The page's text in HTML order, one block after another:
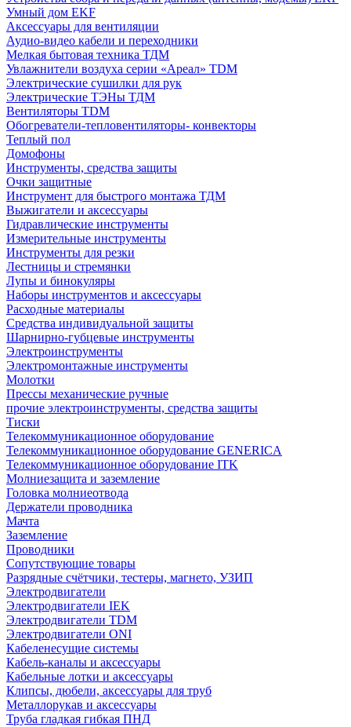
Умный дом EKF
Аксессуары для вентиляции
Аудио-видео кабели и переходники
Мелкая бытовая техника ТДМ
Увлажнители воздуха серии «Ареал» TDM
Электрические сушилки для рук
Электрические ТЭНы ТДМ
Вентиляторы TDM
Обогреватели-тепловентиляторы- конвекторы
Теплый пол
Домофоны
Инструменты, средства защиты
Очки защитные
Инструмент для быстрого монтажа ТДМ
Выжигатели и аксессуары
Гидравлические инструменты
Измерительные инструменты
Инструменты для резки
Лестницы и стремянки
Лупы и бинокуляры
Наборы инструментов и аксессуары
Расходные материалы
Средства индивидуальной защиты
Шарнирно-губцевые инструменты
Электроинструменты
Электромонтажные инструменты
Молотки
Прессы механические ручные
прочие электроинструменты, средства защиты
Тиски
Телекоммуникационное оборудование
Телекоммуникационное оборудование GENERICA
Телекоммуникационное оборудование ITK
Молниезащита и заземление
Головка молниеотвода
Держатели проводника
Мачта
Заземление
Проводники
Сопутствующие товары
Разрядные счётчики, тестеры, магнето, УЗИП
Электродвигатели
Электродвигатели IEK
Электродвигатели TDM
Электродвигатели ONI
Кабеленесущие системы
Кабель-каналы и аксессуары
Кабельные лотки и аксессуары
Клипсы, дюбели, аксессуары для труб
Металлорукав и аксессуары
Труба гладкая гибкая ПНД